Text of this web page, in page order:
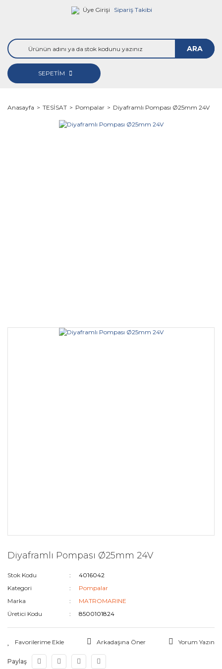
Üye Girişi Sipariş Takibi
ARA
SEPETİM
Anasayfa TESİSAT Pompalar Diyaframlı Pompası Ø25mm 24V
Diyaframlı Pompası Ø25mm 24V
Stok Kodu
4016042
Kategori
Pompalar
Marka
MATROMARINE
Üretici Kodu
8500101824
Arkadaşına Öner Yorum Yazın
Paylaş